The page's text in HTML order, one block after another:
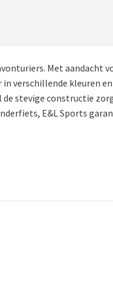
Met aandacht
verschillende kleuren
stevige constructie
E&L Sports